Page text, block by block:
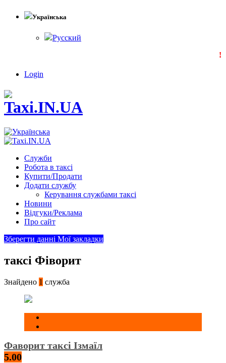
Українська
Русский
Login
Служби
Робота в таксі
Купити/Продати
Додати службу
Керування службами таксі
Новини
Відгуки/Реклама
Про сайт
Зберегти данні Мої закладки
таксі Фіворит
Знайдено 1 служба
Фаворит таксі Ізмаїл
5.00